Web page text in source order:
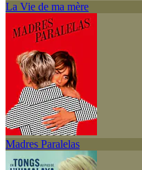
La Vie de ma mère
Madres Paralelas